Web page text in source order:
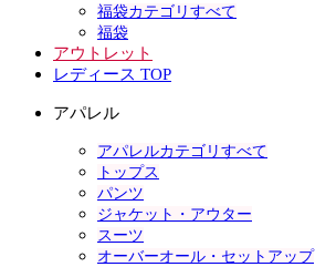
福袋カテゴリすべて
福袋
アウトレット
レディース TOP
アパレル
アパレルカテゴリすべて
トップス
パンツ
ジャケット・アウター
スーツ
オーバーオール・セットアップ